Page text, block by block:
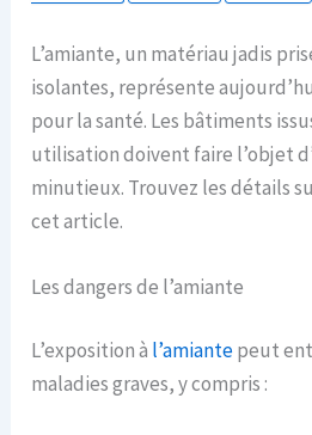
L’amiante, un matériau jadis
isolantes, représente
pour la santé. Les bâtiments
utilisation doivent faire l’objet
minutieux. Trouvez les détails
cet article.
Les dangers de l’amiante
L’exposition à l’amiantepeut
maladies graves, y compris :